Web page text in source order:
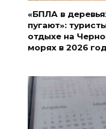
«БПЛА в
пугают»:
отдыхе на
морях в 2026